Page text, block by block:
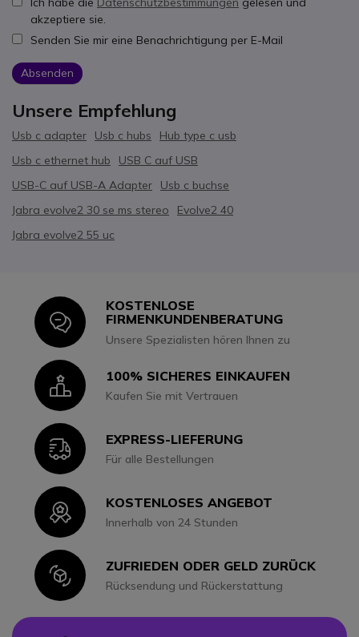
akzeptiere sie.
Senden Sie mir eine Benachrichtigung per E-Mail
Absenden
Unsere Empfehlung
Usb c adapter Usb c hubs
Hub type c usb
Usb c ethernet hub
USB C auf USB
USB-C auf USB-A Adapter
Usb c buchse
Jabra evolve2 30 se ms stereo
Evolve2 40
Jabra evolve2 55 uc
Icon
KOSTENLOSE
FIRMENKUNDENBERATUNG
Unsere Spezialisten hören Ihnen zu
Icon100% SICHERES EINKAUFEN
Kaufen Sie mit Vertrauen
IconEXPRESS-LIEFERUNG
Für alle Bestellungen
IconKOSTENLOSES ANGEBOT
Innerhalb von 24 Stunden
IconZUFRIEDEN ODER GELD ZURÜCK
Rücksendung und Rückerstattung